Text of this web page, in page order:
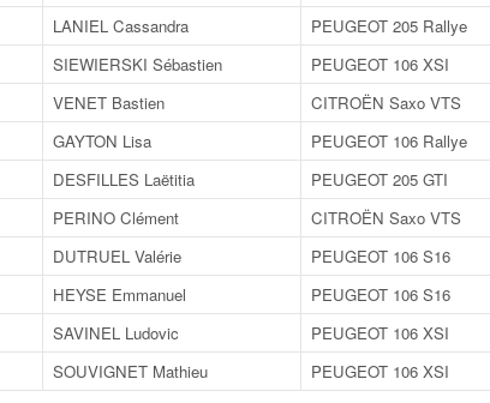
LANIEL Cassandra PEUGEOT 205 Rallye
SIEWIERSKI Sébastien PEUGEOT 106 XSI
VENET Bastien CITROËN Saxo VTS
GAYTON Lisa PEUGEOT 106 Rallye
DESFILLES Laëtitia PEUGEOT 205 GTI
PERINO Clément CITROËN Saxo VTS
DUTRUEL Valérie PEUGEOT 106 S16
HEYSE Emmanuel PEUGEOT 106 S16
SAVINEL Ludovic PEUGEOT 106 XSI
SOUVIGNET Mathieu PEUGEOT 106 XSI